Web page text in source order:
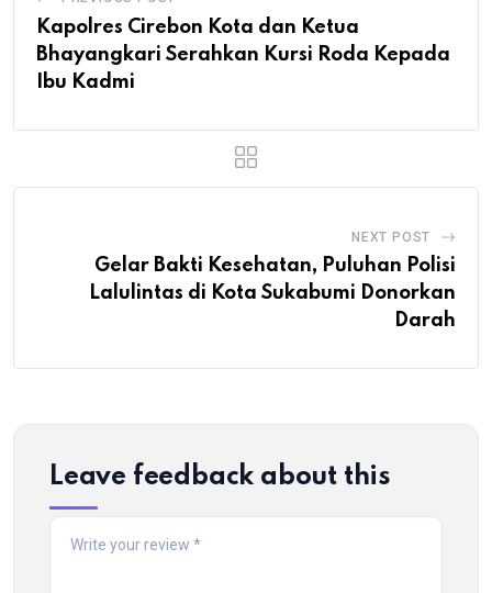
Kapolres Cirebon Kota dan Ketua
Bhayangkari Serahkan Kursi Roda Kepada
Ibu Kadmi
NEXT POST
Gelar Bakti Kesehatan, Puluhan Polisi
Lalulintas di Kota Sukabumi Donorkan
Darah
Leave feedback about this